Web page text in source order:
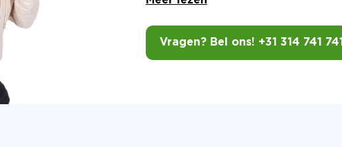
Vragen? Bel ons! +31 314 741 741